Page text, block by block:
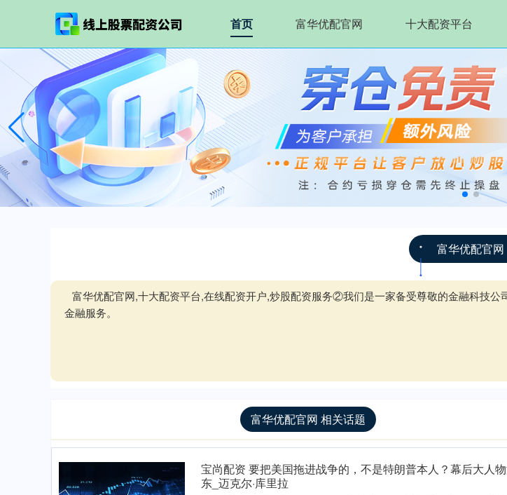
首页 富华优配官网 十大配资平台
富华优配官网
富华优配官网,十大配资平台,在线配资开户,炒股配资服务②我们是一家备受尊敬的金融科技
金融服务。
富华优配官网 相关话题
宝尚配资 要把美国拖进战争的，不是特朗普本人？幕后大人
东_迈克尔·库里拉